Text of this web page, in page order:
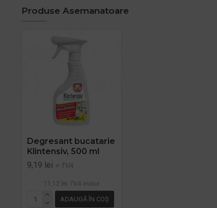
Produse Asemanatoare
Degresant bucatarie
Klintensiv, 500 ml
9,19 lei + TVA
11,12 lei TVA inclus
ADAUGĂ ÎN COŞ